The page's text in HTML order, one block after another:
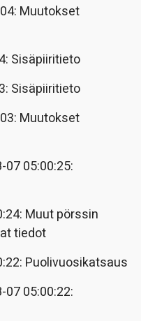
Muutokset
Sisäpiiritieto
Sisäpiiritieto
Muutokset
07 05:00:25:
Muut pörssin
tiedot
Puolivuosikatsaus
07 05:00:22: